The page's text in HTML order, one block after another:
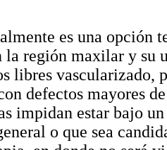
es una opción
región maxilar y su
libres vascularizado,
defectos mayores
impidan estar bajo
o que sea